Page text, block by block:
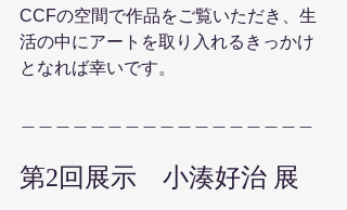
CCFの空間で作品をご覧いただき、生
活の中にアートを取り入れるきっかけ
となれば幸いです。
第2回展示　小湊好治 展